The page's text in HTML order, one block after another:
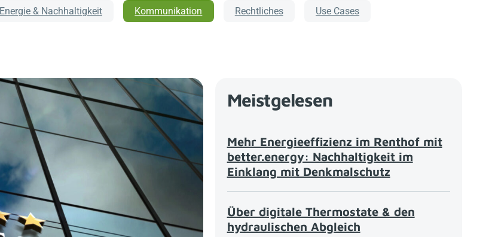
Energie & Nachhaltigkeit Kommunikation Rechtliches Use Cases
Meistgelesen
Mehr Energieeffizienz im Renthof mit
better.energy: Nachhaltigkeit im
Einklang mit Denkmalschutz
Über digitale Thermostate & den
hydraulischen Abgleich